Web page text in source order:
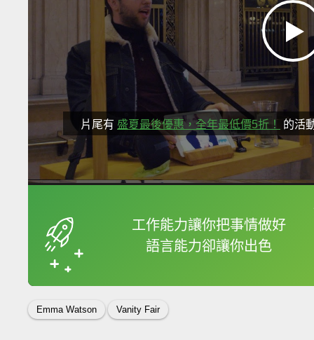
片尾有 盛夏最後優惠，全年最低價5折！ 的活
工作能力讓你把事情做好
語言能力卻讓你出色
框選或點兩下字幕可
Emma Watson Vanity Fair